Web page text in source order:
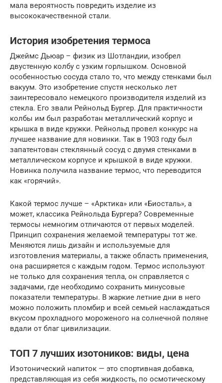
мала вероятность повредить изделие из
высококачественной стали.
История изобретения термоса
Джеймс Дьюар – физик из Шотландии, изобрел
двустенную колбу с узким горлышком. Основной
особенностью сосуда стало то, что между стенками был
вакуум. Это изобретение спустя несколько лет
заинтересовало немецкого производителя изделий из
стекла. Его звали Рейнольд Бургер. Для практичности
колбы им был разработан металлический корпус и
крышка в виде кружки. Рейнольд провел конкурс на
лучшее название для новинки. Так в 1903 году был
запатентован стеклянный сосуд с двумя стенками в
металлическом корпусе и крышкой в виде кружки.
Новинка получила название термос, что переводится
как «горячий».
Какой термос лучше – «Арктика» или «Биосталь», а
может, классика Рейнольда Бургера? Современные
термосы немногим отличаются от первых моделей.
Принцип сохранения желаемой температуры тот же.
Меняются лишь дизайн и используемые для
изготовления материалы, а также область применения,
она расширяется с каждым годом. Термос используют
не только для сохранения тепла, он справляется с
задачами, где необходимо сохранить минусовые
показатели температуры. В жаркие летние дни в него
можно положить пломбир и всей семьей наслаждаться
вкусом прохладного мороженого на солнечной поляне
вдали от благ цивилизации.
ТОП 7 лучших изотоников: виды, цена
Изотонический напиток — это спортивная добавка,
представляющая из себя жидкость, по осмотическому